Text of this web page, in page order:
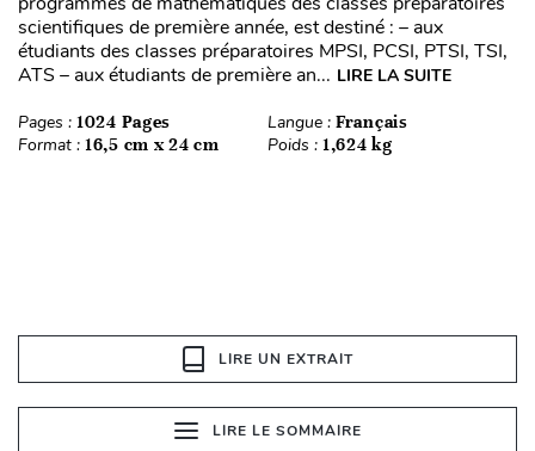
scientifiques de première année, est destiné : – aux
étudiants des classes préparatoires MPSI, PCSI, PTSI, TSI,
ATS – aux étudiants de première an... LIRE LA SUITE
Pages : 1024 Pages Langue : Français
Format : 16,5 cm x 24 cm Poids : 1,624 kg
LIRE UN EXTRAIT
LIRE LE SOMMAIRE